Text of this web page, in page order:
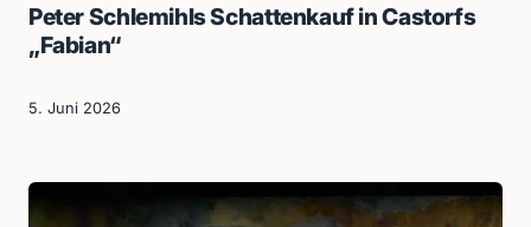
Peter Schlemihls Schattenkauf in Castorfs
„Fabian“
5. Juni 2026